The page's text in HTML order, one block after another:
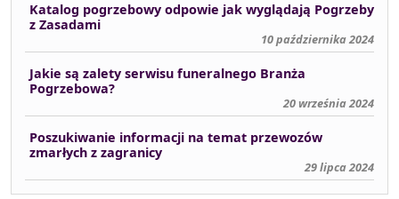
Katalog pogrzebowy odpowie jak wyglądają Pogrzeby
z Zasadami
10 października 2024
Jakie są zalety serwisu funeralnego Branża
Pogrzebowa?
20 września 2024
Poszukiwanie informacji na temat przewozów
zmarłych z zagranicy
29 lipca 2024